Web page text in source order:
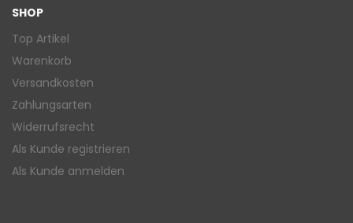
SHOP
Top Artikel
Warenkorb
Versandkosten
Zahlungsarten
Widerrufsrecht
Als Kunde registrieren
Als Kunde anmelden